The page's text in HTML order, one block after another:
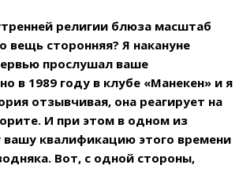
религии блюза масштаб
сторонняя? Я накануне
прослушал ваше
в 1989 году в клубе «Манекен» и я
отзывчивая, она реагирует на
И при этом в одном из
квалификацию этого времени
Вот, с одной стороны,